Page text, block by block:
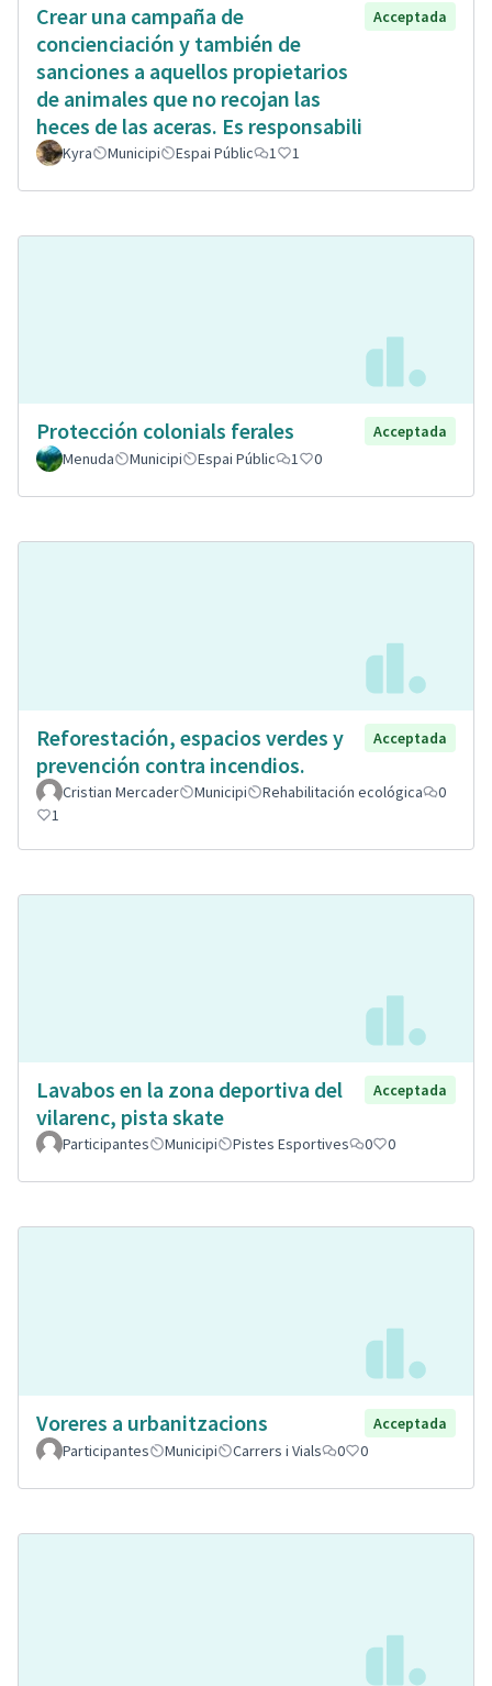
Crear una campaña de
concienciación y también de
sanciones a aquellos propietarios
de animales que no recojan las
heces de las aceras. Es responsabili
Acceptada
Kyra Municipi Espai Públic 1 1
Protección colonials ferales
Acceptada
Menuda
Municipi Espai Públic 1 0
Reforestación, espacios verdes y
prevención contra incendios.
Acceptada
Cristian Mercader Municipi Rehabilitación ecológica
0
1
Lavabos en la zona deportiva del
vilarenc, pista skate
Acceptada
Participantes Municipi Pistes Esportives 0 0
Voreres a urbanitzacions
Acceptada
Participantes
Municipi Carrers i Vials 0 0